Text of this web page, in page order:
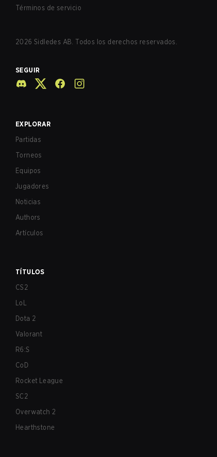
Términos de servicio
2026 Sidledes AB. Todos los derechos reservados.
SEGUIR
EXPLORAR
Partidas
Torneos
Equipos
Jugadores
Noticias
Authors
Artículos
TÍTULOS
CS2
LoL
Dota 2
Valorant
R6:S
CoD
Rocket League
SC2
Overwatch 2
Hearthstone